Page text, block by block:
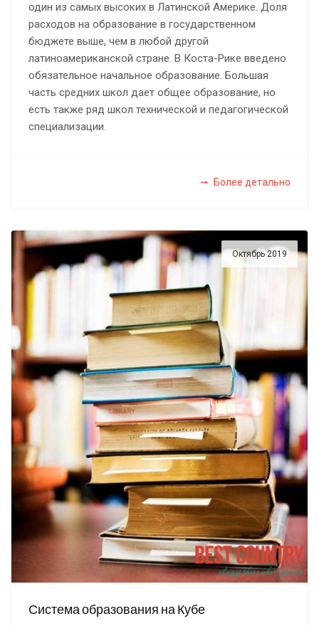
один из самых высоких в Латинской Америке. Доля
расходов на образование в государственном
бюджете выше, чем в любой другой
латиноамериканской стране. В Коста-Рике введено
обязательное начальное образование. Большая
часть средних школ дает общее образование, но
есть также ряд школ технической и педагогической
специализации.
Более детально
Октябрь 2019
Система образования на Кубе